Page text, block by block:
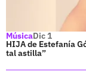
MúsicaDic 1
HIJA de Estefanía
tal astilla”